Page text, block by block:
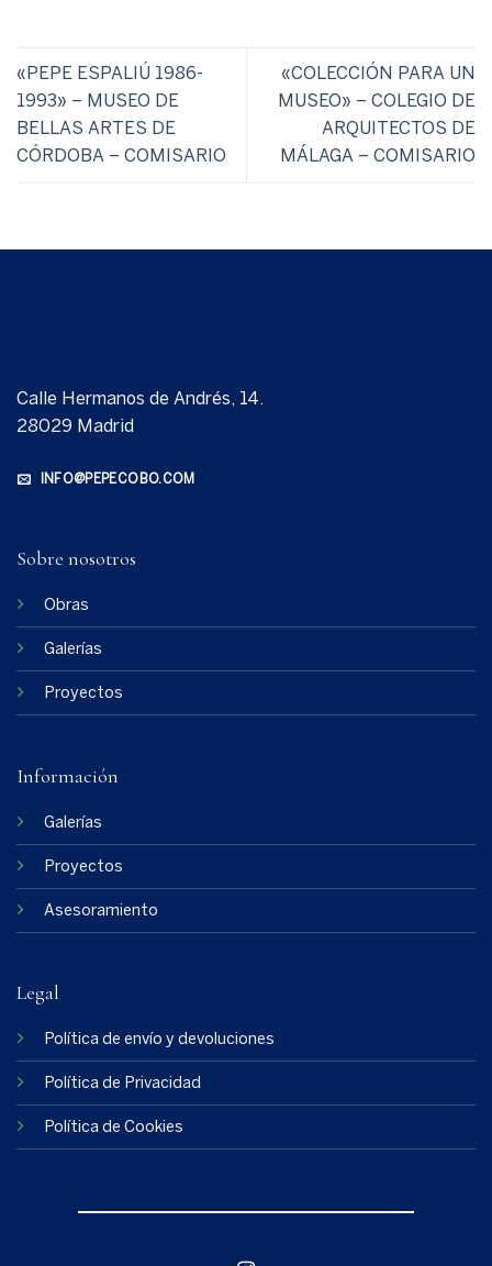
«PEPE ESPALIÚ 1986-
1993» – MUSEO DE
BELLAS ARTES DE
CÓRDOBA – COMISARIO
«COLECCIÓN PARA UN
MUSEO» – COLEGIO DE
ARQUITECTOS DE
MÁLAGA – COMISARIO
Calle Hermanos de Andrés, 14.
28029 Madrid
INFO@PEPECOBO.COM
Sobre nosotros
Obras
Galerías
Proyectos
Información
Galerías
Proyectos
Asesoramiento
Legal
Política de envío y devoluciones
Política de Privacidad
Política de Cookies